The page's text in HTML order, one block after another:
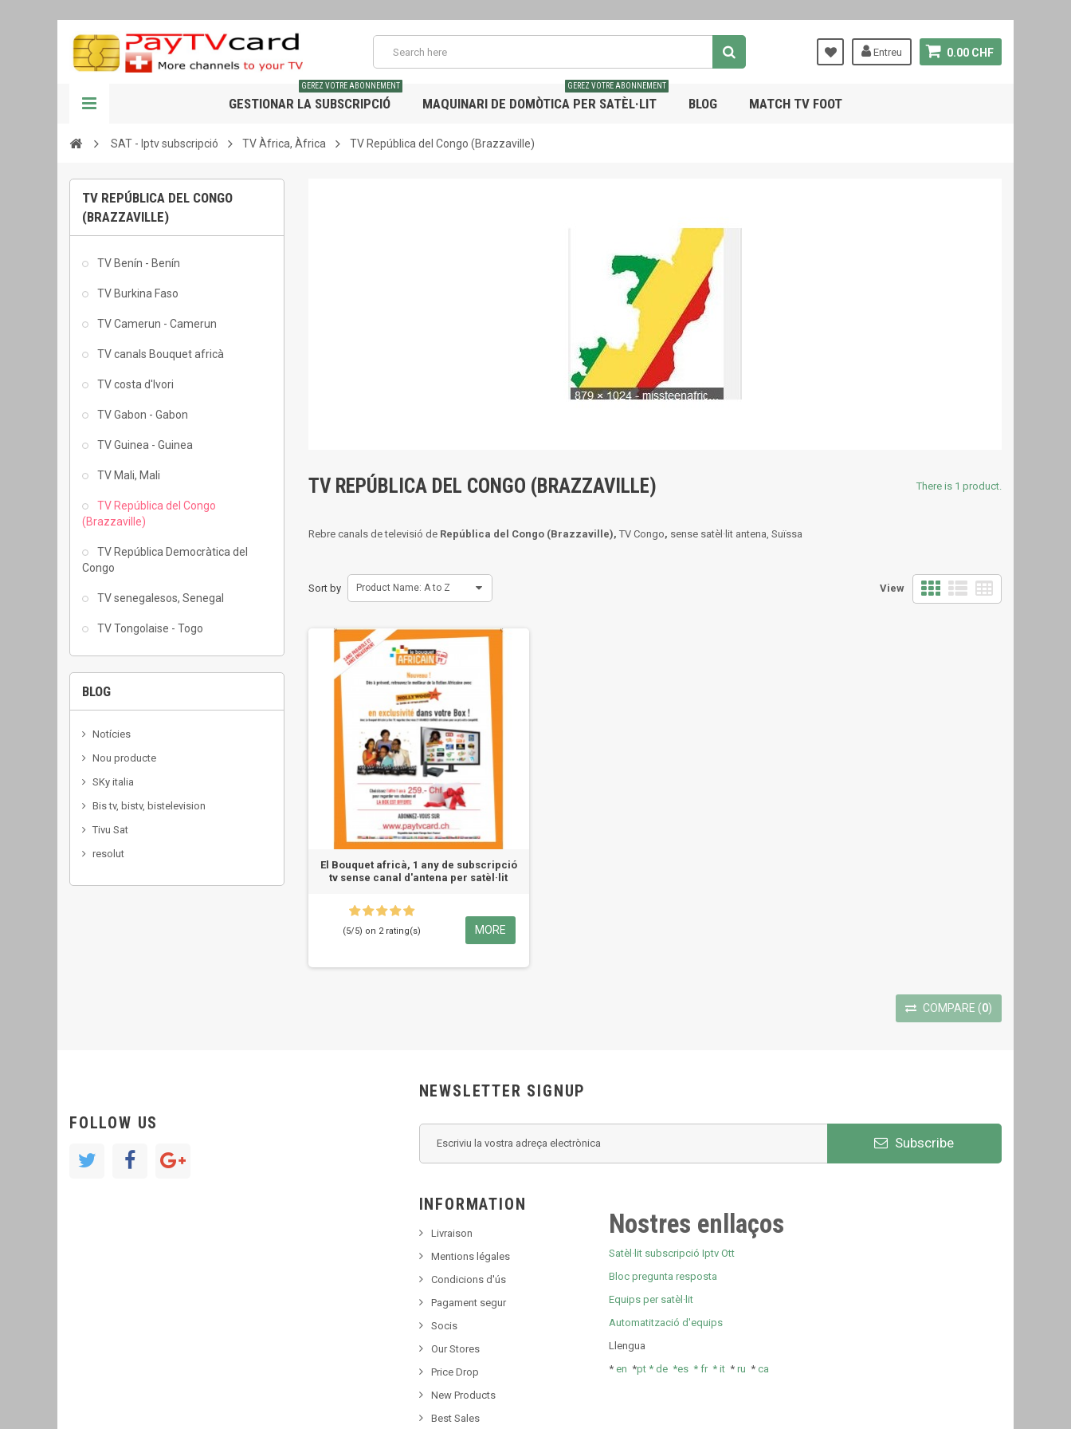
0.00 CHF
Entreu
GESTIONAR LA SUBSCRIPCIÓ
GEREZ VOTRE ABONNEMENT
MAQUINARI DE DOMÒTICA PER SATÈL·LIT
GEREZ VOTRE ABONNEMENT
BLOG MATCH TV FOOT
SAT - Iptv subscripció TV Àfrica, Àfrica TV República del Congo (Brazzaville)
TV REPÚBLICA DEL CONGO
(BRAZZAVILLE)
TV Benín - Benín
TV Burkina Faso
TV Camerun - Camerun
TV canals Bouquet africà
TV costa d'Ivori
TV Gabon - Gabon
TV Guinea - Guinea
TV Mali, Mali
TV República del Congo
(Brazzaville)
TV República Democràtica del
Congo
TV senegalesos, Senegal
TV Tongolaise - Togo
BLOG
Notícies
Nou producte
SKy italia
Bis tv, bistv, bistelevision
Tivu Sat
resolut
TV REPÚBLICA DEL CONGO (BRAZZAVILLE) There is 1 product.
Rebre canals de televisió de República del Congo (Brazzaville), TV Congo, sense satèl·lit antena, Suïssa
View
Sort by Product Name: A to Z
El Bouquet africà, 1 any de subscripció
tv sense canal d'antena per satèl·lit
(5/5) on 2 rating(s) MORE
COMPARE (0)
FOLLOW US
NEWSLETTER SIGNUP
Subscribe
INFORMATION
Livraison
Mentions légales
Condicions d'ús
Pagament segur
Socis
Our Stores
Price Drop
New Products
Best Sales
Nostres enllaços
Satèl·lit subscripció Iptv Ott
Bloc pregunta resposta
Equips per satèl·lit
Automatització d'equips
Llengua
*en *pt * de *es *fr*it *ru *ca